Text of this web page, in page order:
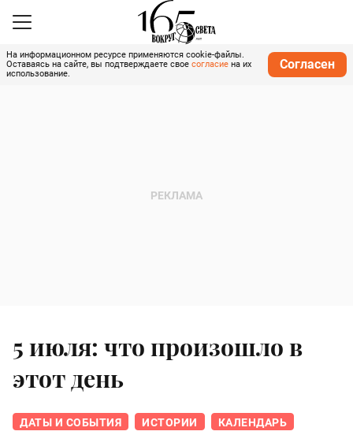
На информационном ресурсе применяются cookie-файлы.
Оставаясь на сайте, вы подтверждаете свое согласие на их
использование.
Согласен
5 июля: что произошло в
этот день
ДАТЫ И СОБЫТИЯ ИСТОРИИ КАЛЕНДАРЬ